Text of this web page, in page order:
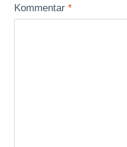
Kommentar *